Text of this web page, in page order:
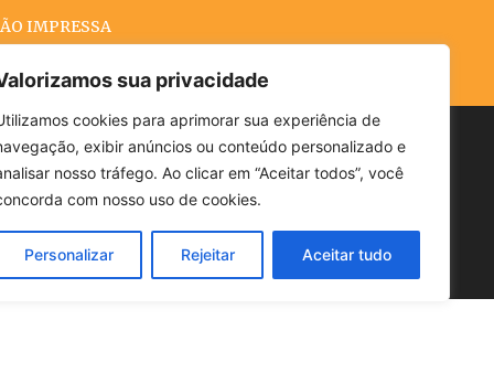
sua privacidade
cookies para aprimorar sua experiência de
exibir anúncios ou conteúdo personalizado e
nosso tráfego. Ao clicar em “Aceitar todos”, você
com nosso uso de cookies.
Personalizar Rejeitar Aceitar tudo
IMPRESSA
Buscar
POLÍTICA CLIMA ECONOMIA